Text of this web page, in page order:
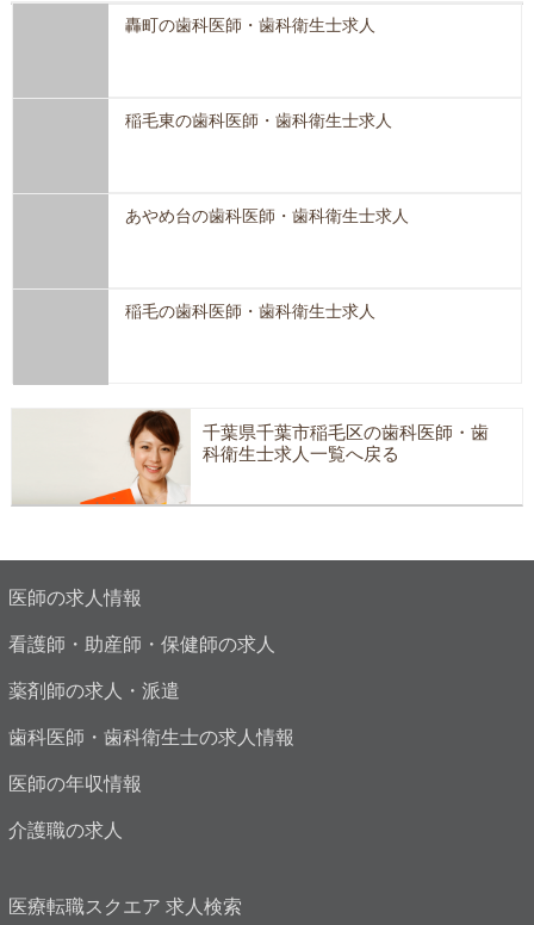
轟町の歯科医師・歯科衛生士求人
稲毛東の歯科医師・歯科衛生士求人
あやめ台の歯科医師・歯科衛生士求人
稲毛の歯科医師・歯科衛生士求人
千葉県千葉市稲毛区の歯科医師・歯
科衛生士求人一覧へ戻る
医師の求人情報
看護師・助産師・保健師の求人
薬剤師の求人・派遣
歯科医師・歯科衛生士の求人情報
医師の年収情報
介護職の求人
医療転職スクエア 求人検索